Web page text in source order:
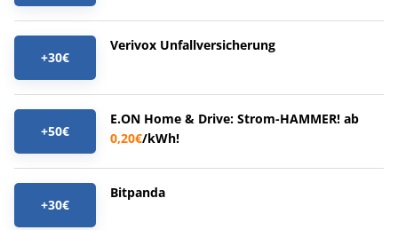
+30€
Verivox Unfallversicherung
+50€
E.ON Home & Drive: Strom-HAMMER! ab
0,20€/kWh!
+30€
Bitpanda